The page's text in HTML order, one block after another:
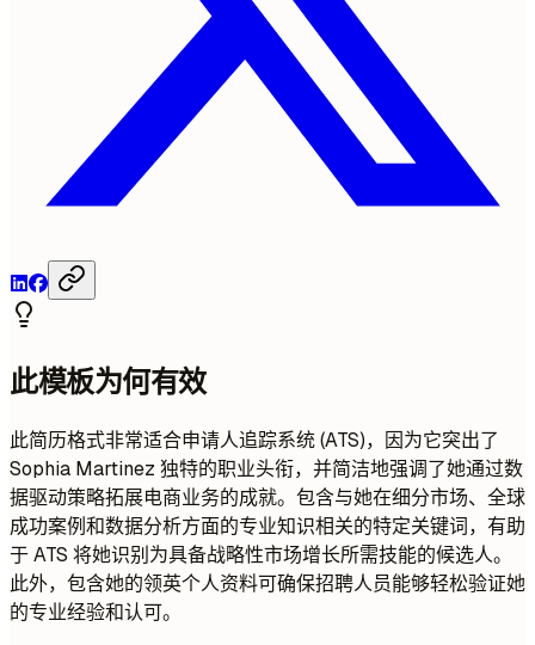
此模板为何有效
此简历格式非常适合申请人追踪系统 (ATS)，因为它突出了
Sophia Martinez 独特的职业头衔，并简洁地强调了她通过数
据驱动策略拓展电商业务的成就。包含与她在细分市场、全球
成功案例和数据分析方面的专业知识相关的特定关键词，有助
于 ATS 将她识别为具备战略性市场增长所需技能的候选人。
此外，包含她的领英个人资料可确保招聘人员能够轻松验证她
的专业经验和认可。